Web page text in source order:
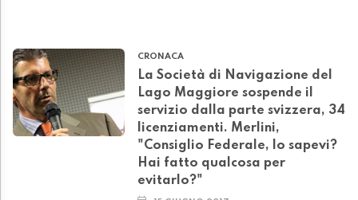
CRONACA
La Società di Navigazione del
Lago Maggiore sospende il
servizio dalla parte svizzera, 34
licenziamenti. Merlini,
"Consiglio Federale, lo sapevi?
Hai fatto qualcosa per
evitarlo?"